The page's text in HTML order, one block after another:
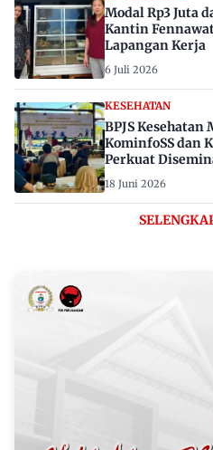
Modal Rp3 Juta
Kantin
Lapangan Kerja
6 Juli 2026
KESEHATAN
BPJS Kesehatan
KominfoSS dan
Perkuat
18 Juni 2026